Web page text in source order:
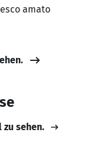
amato
zu sehen.